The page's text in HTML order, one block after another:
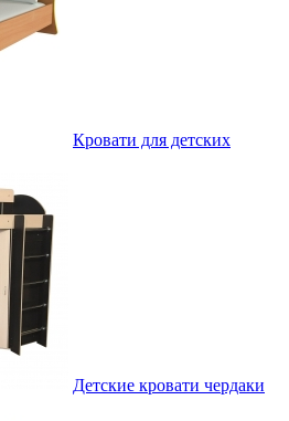
Кровати для детских
Детские кровати чердаки